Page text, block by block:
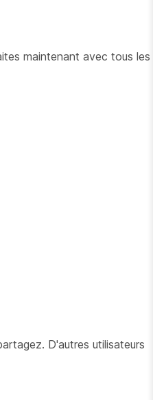
maintenant avec tous les
D'autres utilisateurs